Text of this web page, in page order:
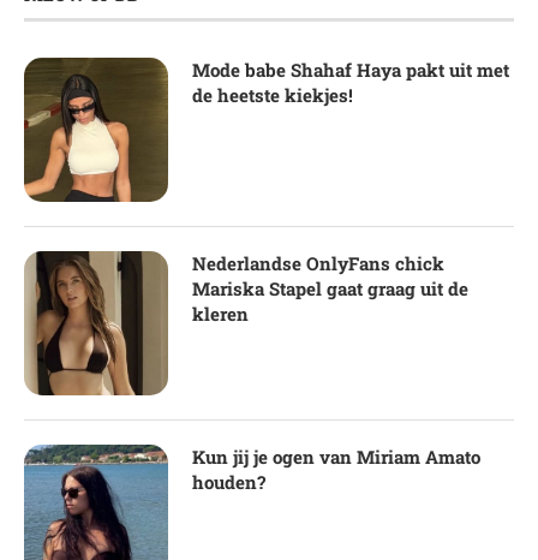
Mode babe Shahaf Haya pakt uit met
de heetste kiekjes!
Nederlandse OnlyFans chick
Mariska Stapel gaat graag uit de
kleren
Kun jij je ogen van Miriam Amato
houden?